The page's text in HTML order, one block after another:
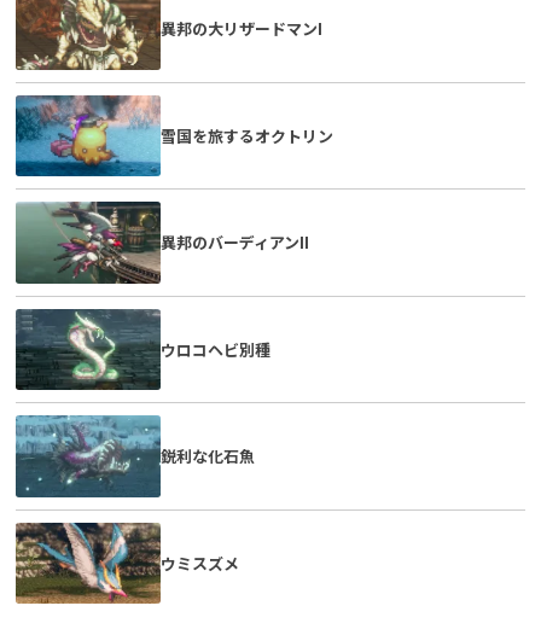
異邦の大リザードマンI
雪国を旅するオクトリン
異邦のバーディアンII
ウロコヘビ別種
鋭利な化石魚
ウミスズメ